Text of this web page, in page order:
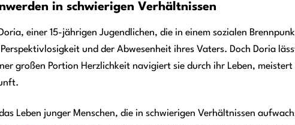
in schwierigen Verhältnissen
einer 15-jährigen Jugendlichen, die in einem sozialen
und der Abwesenheit ihres Vaters. Doch Doria
großen Portion Herzlichkeit navigiert sie durch ihr Leben, meistert
Leben junger Menschen, die in schwierigen Verhältnissen